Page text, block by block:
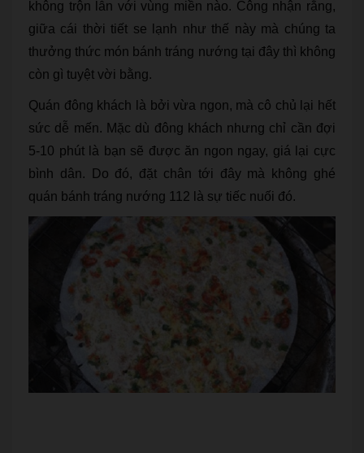
không trộn lẫn với vùng miền nào. Công nhận rằng,
giữa cái thời tiết se lạnh như thế này mà chúng ta
thưởng thức món bánh tráng nướng tại đây thì không
còn gì tuyệt vời bằng.
Quán đông khách là bởi vừa ngon, mà cô chủ lại hết
sức dễ mến. Mặc dù đông khách nhưng chỉ cần đợi
5-10 phút là bạn sẽ được ăn ngon ngay, giá lại cực
bình dân. Do đó, đặt chân tới đây mà không ghé
quán bánh tráng nướng 112 là sự tiếc nuối đó.